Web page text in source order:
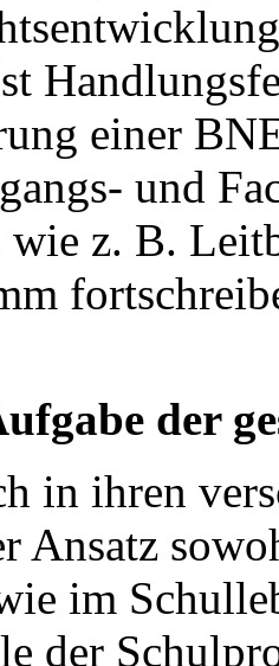
einer
und
wie z. B.
der
in ihren
Ansatz
im
der